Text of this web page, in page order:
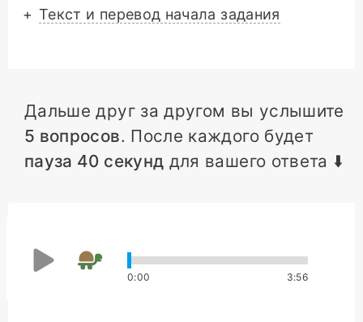
+ Текст и перевод начала задания
Дальше друг за другом вы услышите
5 вопросов. После каждого будет
пауза 40 секунд для вашего ответа ⬇️
0:00 3:56